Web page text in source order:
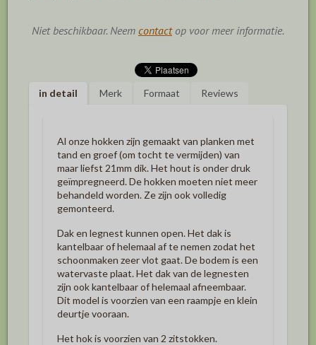
Niet beschikbaar. Neem contactop voor meer informatie.
in detail Merk Formaat Reviews
Al onze hokken zijn gemaakt van planken met
tand en groef (om tocht te vermijden) van
maar liefst 21mm dik.Het hout is onder druk
geïmpregneerd. De hokken moeten niet meer
behandeld worden. Ze zijn ook volledig
gemonteerd.
Dak en legnest kunnen open. Het dak is
kantelbaar of helemaal af te nemen zodat het
schoonmaken zeer vlot gaat. De bodem is een
watervaste plaat. Het dak van de legnesten
zijn ook kantelbaar of helemaal afneembaar.
Dit model is voorzien van een raampje en klein
deurtje vooraan.
Het hok is voorzien van 2 zitstokken.